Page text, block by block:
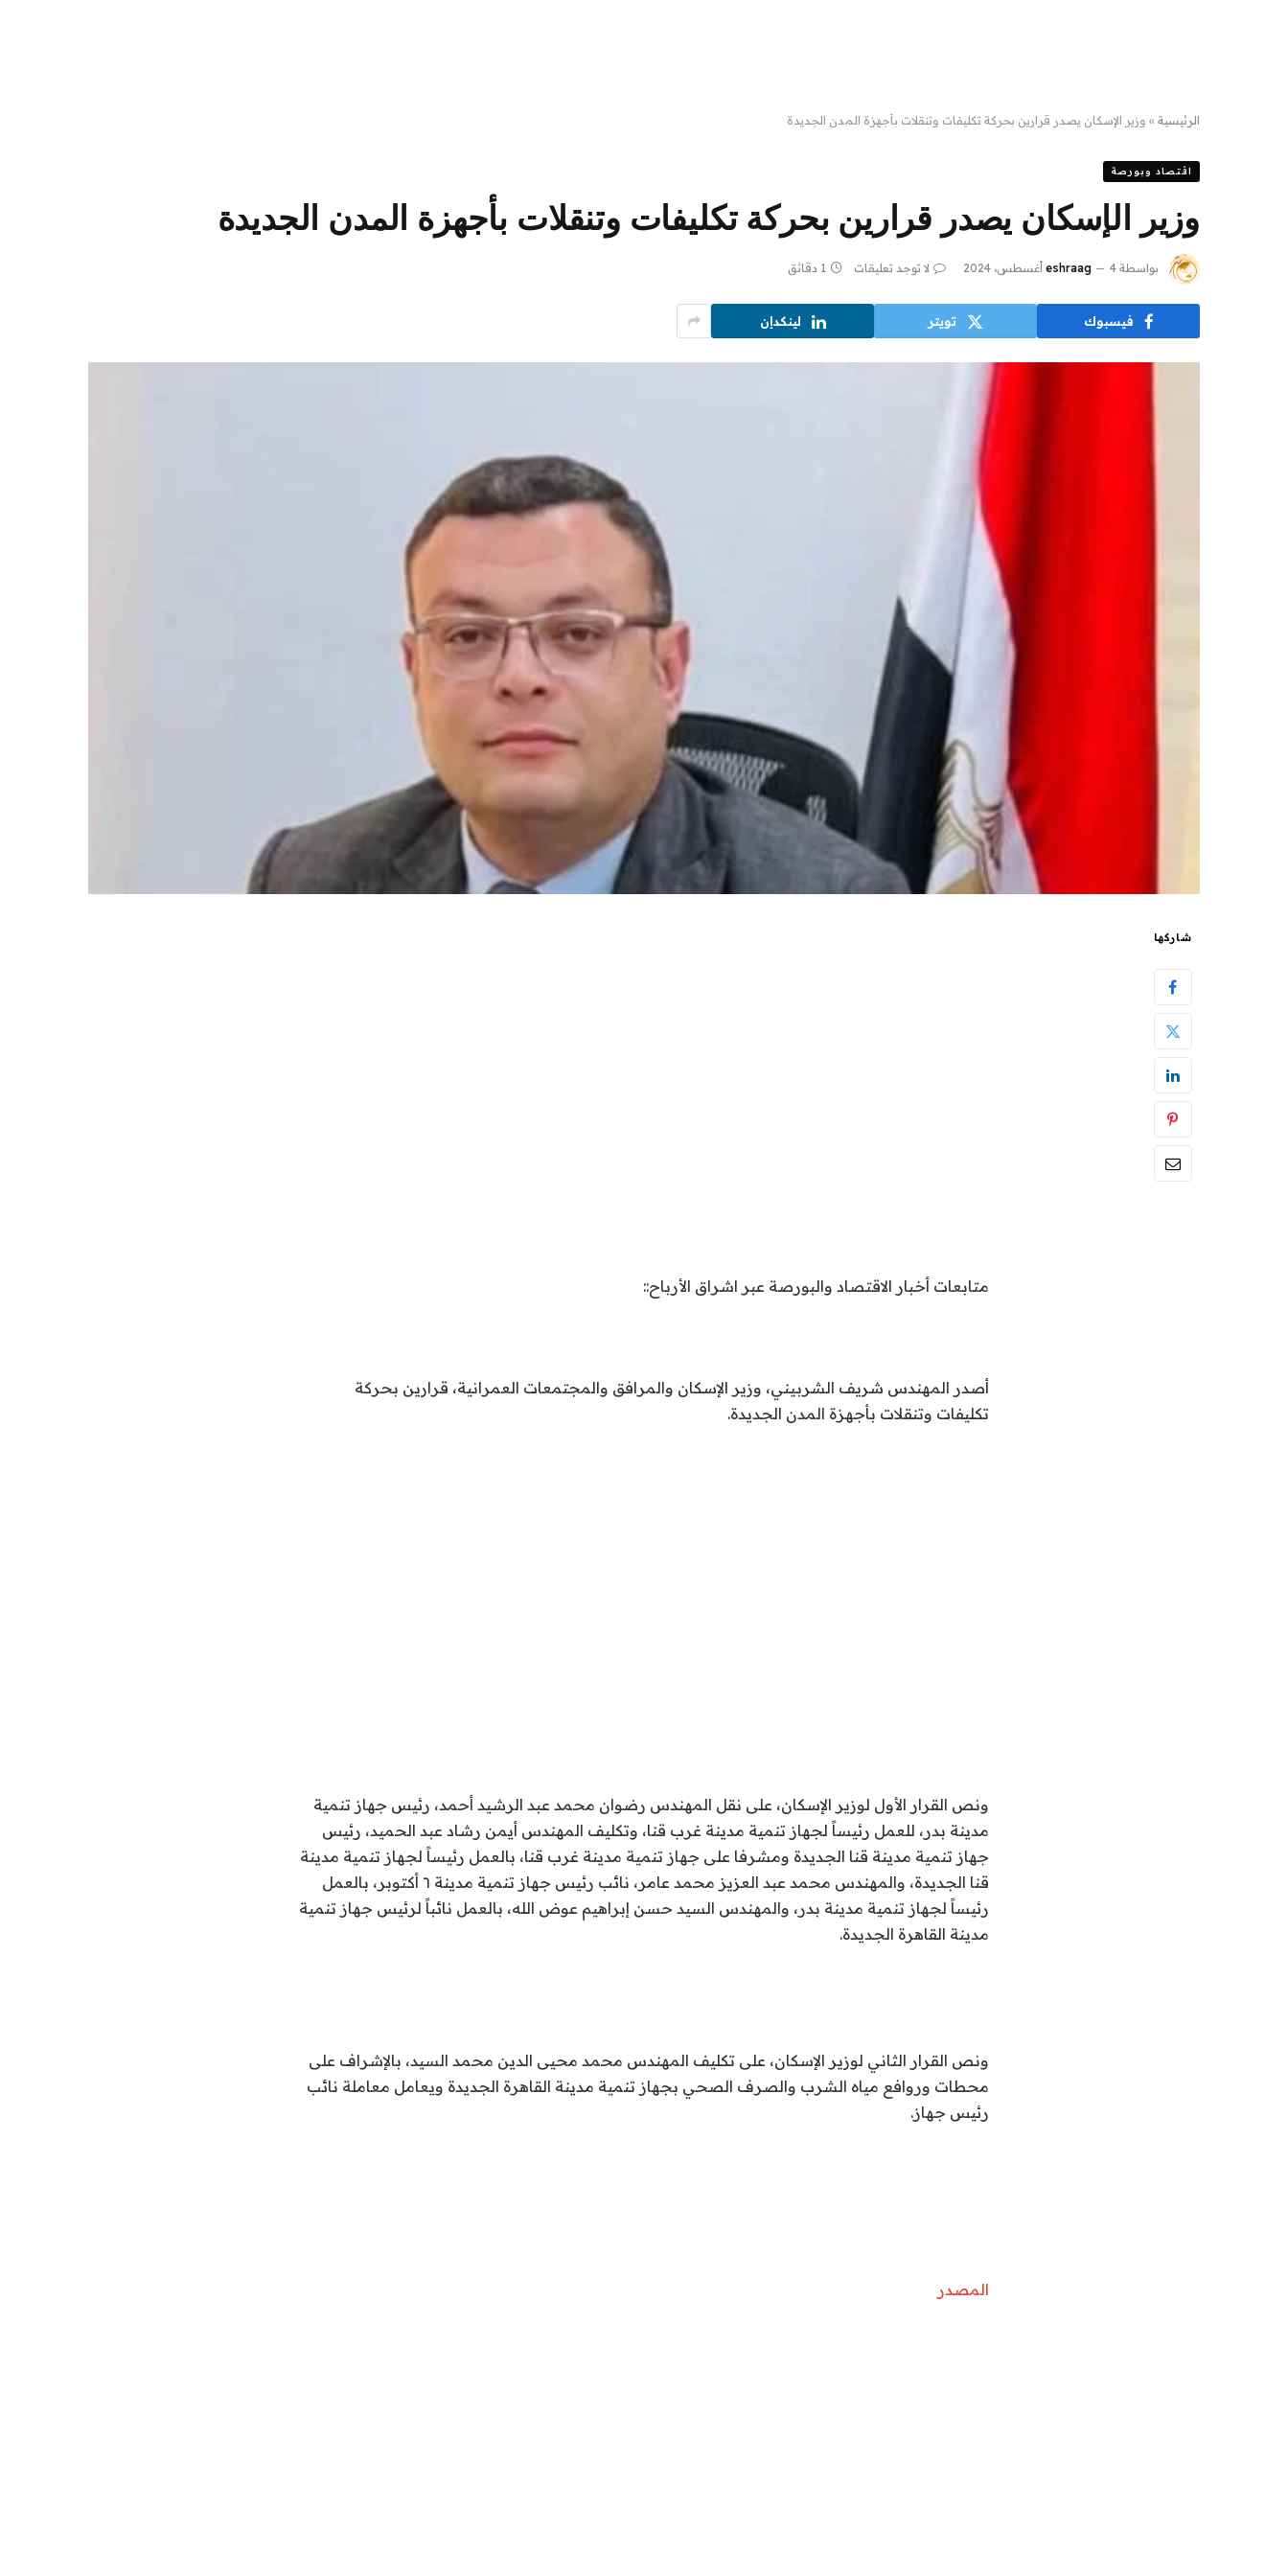
الرئيسية » وزير الإسكان يصدر قرارين بحركة تكليفات وتنقلات بأجهزة المدن الجديدة
اقتصاد وبورصة
وزير الإسكان يصدر قرارين بحركة تكليفات وتنقلات بأجهزة المدن الجديدة
بواسطة eshraag 4 أغسطس، 2024 لا توجد تعليقات 1 دقائق
فيسبوك تويتر لينكدإن
شاركها
متابعات أخبار الاقتصاد والبورصة عبر اشراق الأرباح::
أصدر المهندس شريف الشربيني، وزير الإسكان والمرافق والمجتمعات العمرانية، قرارين بحركة
تكليفات وتنقلات بأجهزة المدن الجديدة.
ونص القرار الأول لوزير الإسكان، على نقل المهندس رضوان محمد عبد الرشيد أحمد، رئيس جهاز تنمية
مدينة بدر، للعمل رئيساً لجهاز تنمية مدينة غرب قنا، وتكليف المهندس أيمن رشاد عبد الحميد، رئيس
جهاز تنمية مدينة قنا الجديدة ومشرفا على جهاز تنمية مدينة غرب قنا، بالعمل رئيساً لجهاز تنمية مدينة
قنا الجديدة، والمهندس محمد عبد العزيز محمد عامر، نائب رئيس جهاز تنمية مدينة ٦ أكتوبر، بالعمل
رئيساً لجهاز تنمية مدينة بدر، والمهندس السيد حسن إبراهيم عوض الله، بالعمل نائباً لرئيس جهاز تنمية
مدينة القاهرة الجديدة.
ونص القرار الثاني لوزير الإسكان، على تكليف المهندس محمد محيى الدين محمد السيد، بالإشراف على
محطات وروافع مياه الشرب والصرف الصحي بجهاز تنمية مدينة القاهرة الجديدة ويعامل معاملة نائب
رئيس جهاز.
المصدر